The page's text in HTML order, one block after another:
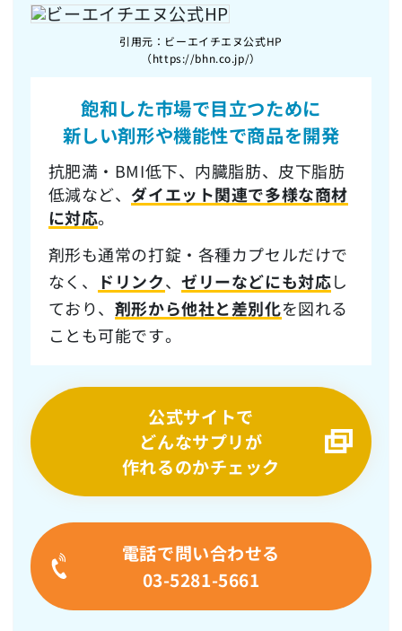
引用元：ビーエイチエヌ公式HP
（https://bhn.co.jp/）
飽和した市場で目立つために
新しい剤形や機能性で商品を開発
抗肥満・BMI低下、内臓脂肪、皮下脂肪
低減など、 ダイエット関連で多様な商材
に対応。
剤形も通常の打錠・各種カプセルだけで
なく、
ドリンク、ゼリーなどにも対応し
ており、 剤形から他社と差別化を図れる
ことも可能です。
公式サイトで
どんなサプリが
作れるのかチェック
電話で問い合わせる
03-5281-5661